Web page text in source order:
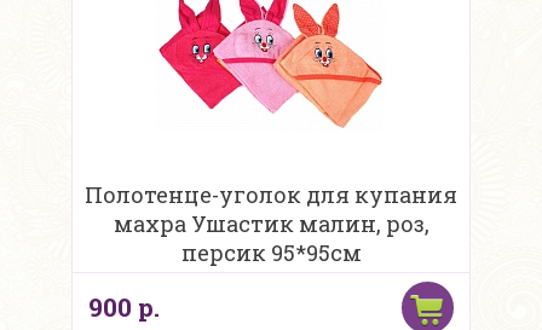
Полотенце-уголок для купания
махра Ушастик малин, роз,
персик 95*95см
900 р.